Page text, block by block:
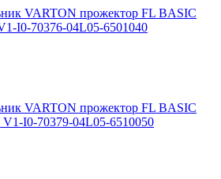
VARTON прожектор FL BASIC
I0-70376-04L05-6501040
VARTON прожектор FL BASIC
I0-70379-04L05-6510050